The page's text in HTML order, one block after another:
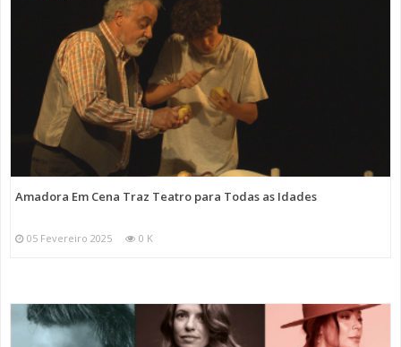
Amadora Em Cena Traz Teatro para Todas as Idades
05 Fevereiro 2025 0 K